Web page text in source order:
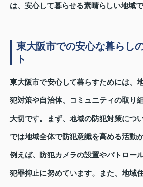
は、安心して暮らせる素晴らしい地域で
東大阪市での安心な暮らし
ト
東大阪市で安心して暮らすためには、
犯対策や自治体、コミュニティの取り
大切です。まず、地域の防犯対策につ
では地域全体で防犯意識を高める活動
例えば、防犯カメラの設置やパトロー
犯罪抑止に努めています。また、地域